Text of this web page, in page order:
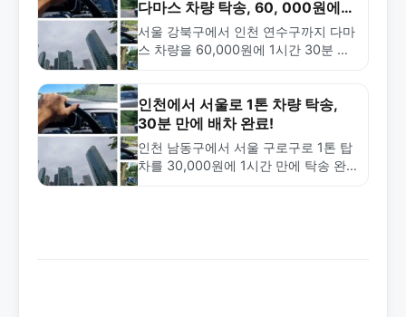
다마스 차량 탁송, 60, 000원에
완료!
서울 강북구에서 인천 연수구까지 다마
스 차량을 60,000원에 1시간 30분 만
스를 확인하세요.
인천에서 서울로 1톤 차량 탁송,
30분 만에 배차 완료!
인천 남동구에서 서울 구로구로 1톤 탑
차를 30,000원에 1시간 만에 탁송 완